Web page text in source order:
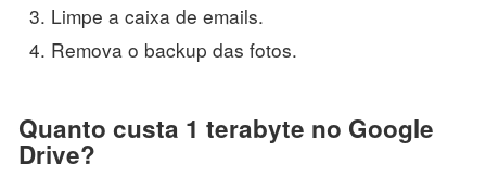
Limpe a caixa de emails.
Remova o backup das fotos.
Quanto custa 1 terabyte no Google
Drive?